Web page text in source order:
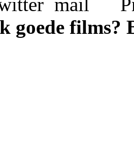
goede films?